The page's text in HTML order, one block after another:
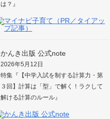
は？』
かんき出版 公式note
2026年5月12日
特集『【中学入試を制する計算力・第
３回】計算は「型」で解く！ラクして
解ける計算のルール』